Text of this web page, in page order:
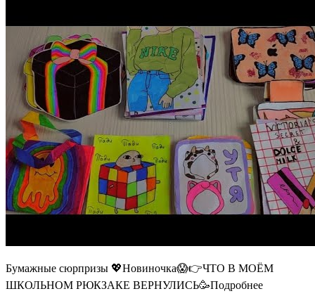
Бумажные сюрпризы 💖Новиночка😱👉ЧТО В МОЁМ
ШКОЛЬНОМ РЮКЗАКЕ ВЕРНУЛИСЬ🥳Подробнее